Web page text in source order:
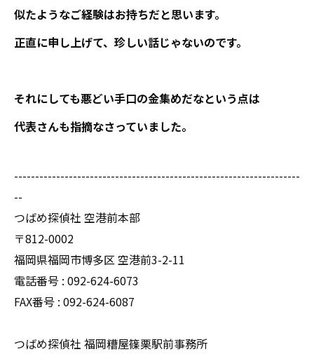
似たようなご経験はお持ちだと思います。
正直に申し上げて、珍しい話じゃないのです。
それにしても悪どい手口の金集めだなという点は
代表さんも指摘なさっていました。
--------------------------------------------------------------------
--
つばめ探偵社 空港前本部
〒812-0002
福岡県福岡市博多区 空港前3-2-11
電話番号 : 092-624-6073
FAX番号 : 092-624-6087
つばめ探偵社 福岡糟屋篠栗駅前事務所